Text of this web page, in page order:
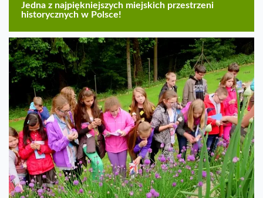
Jedna z najpiękniejszych miejskich przestrzeni
historycznych w Polsce!